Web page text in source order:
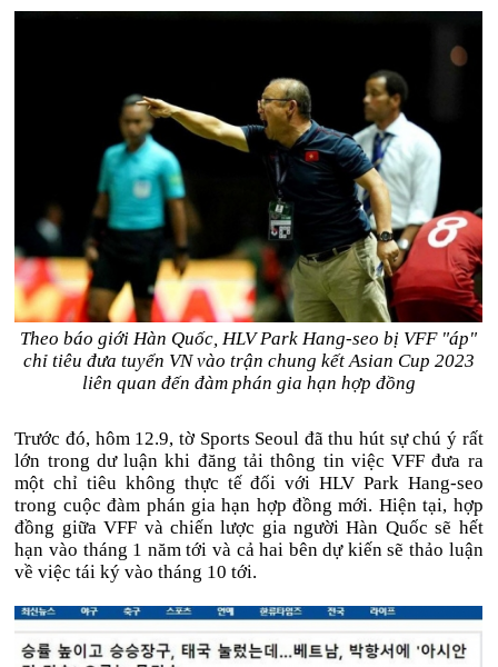
Theo báo giới Hàn Quốc, HLV Park Hang-seo bị VFF "áp"
chỉ tiêu đưa tuyển VN vào trận chung kết Asian Cup 2023
liên quan đến đàm phán gia hạn hợp đồng
Trước đó, hôm 12.9, tờ Sports Seoul đã thu hút sự chú ý rất
lớn trong dư luận khi đăng tải thông tin việc VFF đưa ra
một chỉ tiêu không thực tế đối với HLV Park Hang-seo
trong cuộc đàm phán gia hạn hợp đồng mới. Hiện tại, hợp
đồng giữa VFF và chiến lược gia người Hàn Quốc sẽ hết
hạn vào tháng 1 năm tới và cả hai bên dự kiến sẽ thảo luận
về việc tái ký vào tháng 10 tới.